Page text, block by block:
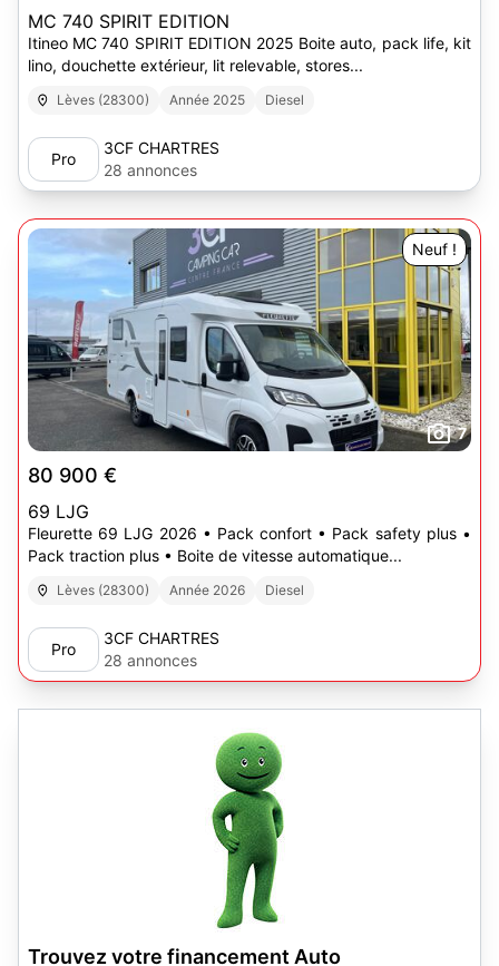
MC 740 SPIRIT EDITION
Itineo MC 740 SPIRIT EDITION 2025 Boite auto, pack life, kit
lino, douchette extérieur, lit relevable, stores...
Lèves (28300) Année 2025 Diesel
Pro
3CF CHARTRES
28 annonces
Neuf !
7
80 900 €
69 LJG
Fleurette 69 LJG 2026 • Pack confort • Pack safety plus •
Pack traction plus • Boite de vitesse automatique...
Lèves (28300) Année 2026 Diesel
Pro
3CF CHARTRES
28 annonces
Trouvez votre financement Auto